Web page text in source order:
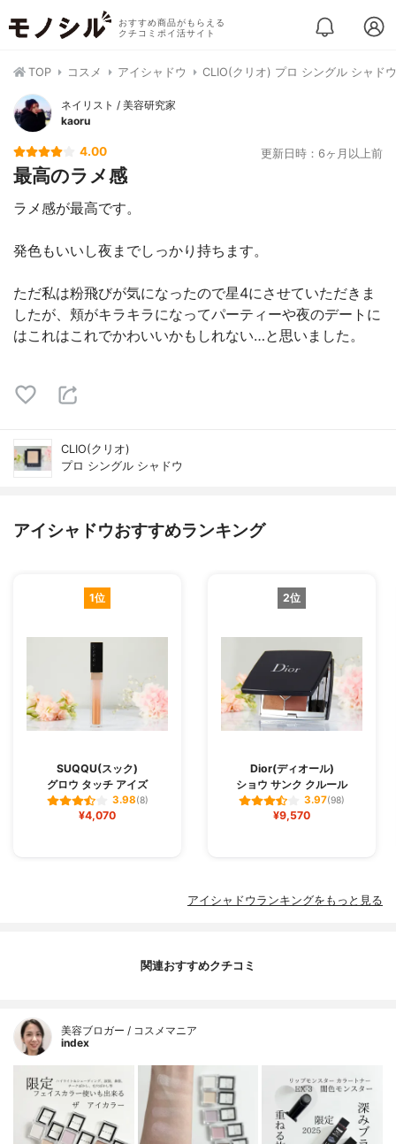
おすすめ商品がもらえる
クチコミポイ活サイト
TOP コスメ アイシャドウ CLIO(クリオ) プロ シングル シャドウ
ネイリスト / 美容研究家
kaoru
4.00 更新日時：6ヶ月以上前
最高のラメ感
ラメ感が最高です。
発色もいいし夜までしっかり持ちます。
ただ私は粉飛びが気になったので星4にさせていただきま
したが、頬がキラキラになってパーティーや夜のデートに
はこれはこれでかわいいかもしれない…と思いました。
CLIO(クリオ)
プロ シングル シャドウ
アイシャドウおすすめランキング
1位
SUQQU(スック)
グロウ タッチ アイズ
3.98(8)
¥4,070
2位
Dior(ディオール)
ショウ サンク クルール
3.97(98)
¥9,570
アイシャドウランキングをもっと見る
関連おすすめクチコミ
美容ブロガー / コスメマニア
index